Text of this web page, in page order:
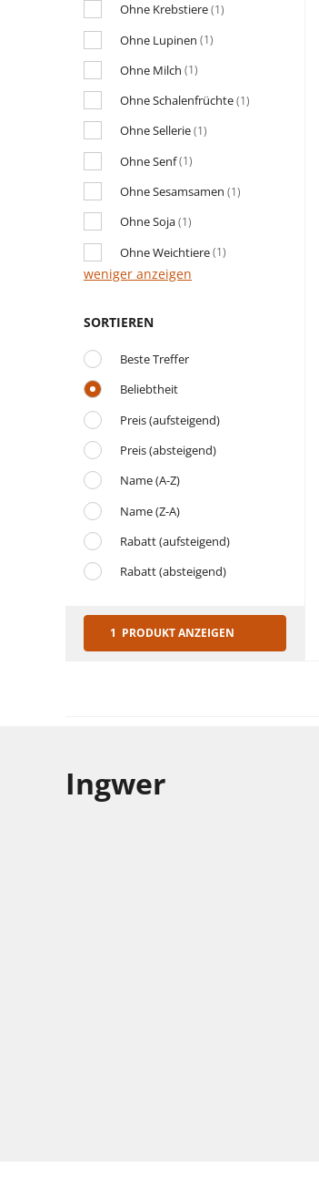
Ohne Krebstiere(1)
Ohne Lupinen (1)
Ohne Milch (1)
Ohne Schalenfrüchte(1)
Ohne Sellerie(1)
Ohne Senf(1)
Ohne Sesamsamen (1)
Ohne Soja(1)
Ohne Weichtiere(1)
weniger anzeigen
SORTIEREN
Beste Treffer
Beliebtheit
Preis (aufsteigend)
Preis (absteigend)
Name (A-Z)
Name (Z-A)
Rabatt (aufsteigend)
Rabatt (absteigend)
1 PRODUKT ANZEIGEN
Ingwer